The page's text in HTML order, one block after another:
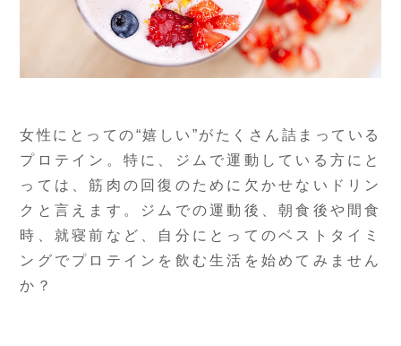
女性にとっての“嬉しい”がたくさん詰まっている
プロテイン。特に、ジムで運動している方にと
っては、筋肉の回復のために欠かせないドリン
クと言えます。ジムでの運動後、朝食後や間食
時、就寝前など、自分にとってのベストタイミ
ングでプロテインを飲む生活を始めてみません
か？